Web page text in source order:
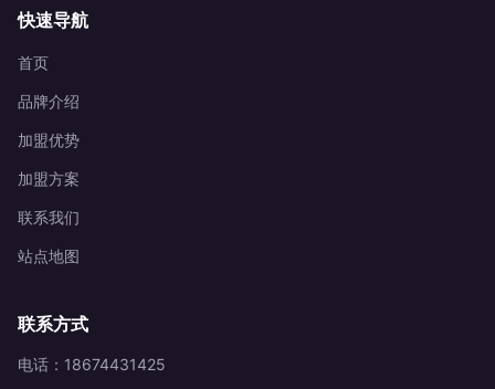
快速导航
首页
品牌介绍
加盟优势
加盟方案
联系我们
站点地图
联系方式
电话：18674431425